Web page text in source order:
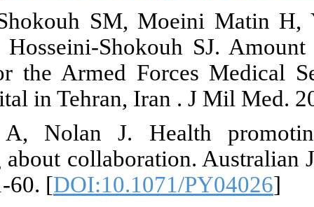
28.
Ameryoun
Deductions
Military
29.